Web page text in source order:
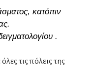
κατόπιν
.
τις πόλεις της